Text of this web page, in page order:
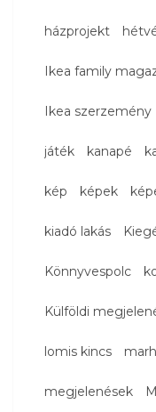
házprojekt
Ikea family
Ikea szerzemény
játék kanapé
kép képek
kiadó lakás
Könnyvespolc
Külföldi
lomis kincs
megjelenések